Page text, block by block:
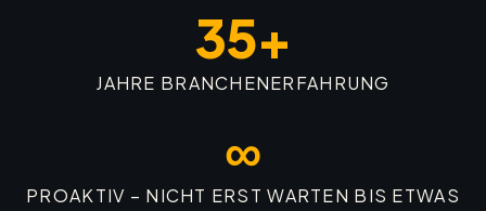
35+
JAHRE BRANCHENERFAHRUNG
∞
PROAKTIV – NICHT ERST WARTEN BIS ETWAS